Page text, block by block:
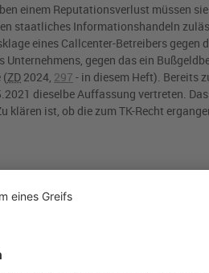
einem Reputationsverlust müssen
staatliches Informationshandeln
eines Callcenter-Betreibers gegen
gegen das ein
(ZD 2024, 297 - in diesem Heft). Bereits
dieselbe Auffassung vertreten.
ist, ob die zum TK-Recht
Art.19Abs.3GG
nach in gleicher Weise einer
nach